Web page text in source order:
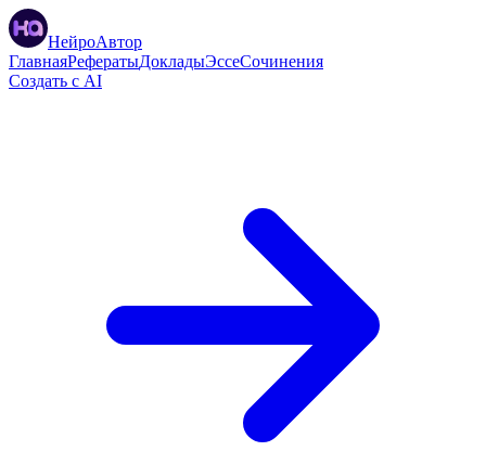
НейроАвтор
ГлавнаяРефератыДокладыЭссеСочинения
Создать с AI